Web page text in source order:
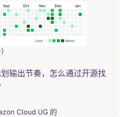
输出节奏，怎么通过开源找
Cloud UG 的